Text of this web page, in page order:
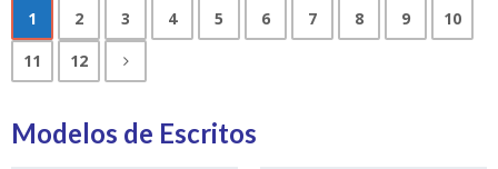
1 2 3 4 5 6 7 8 9
10
11
12
Modelos de Escritos